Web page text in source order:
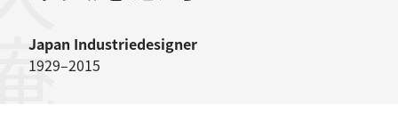
Japan Industriedesigner
1929–2015